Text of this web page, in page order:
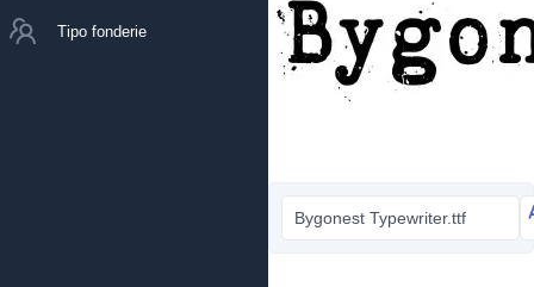
Tipo fonderie
Bygonest Typewriter.ttf